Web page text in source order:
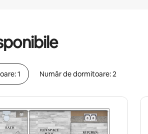
1 Număr de dormitoare: 2